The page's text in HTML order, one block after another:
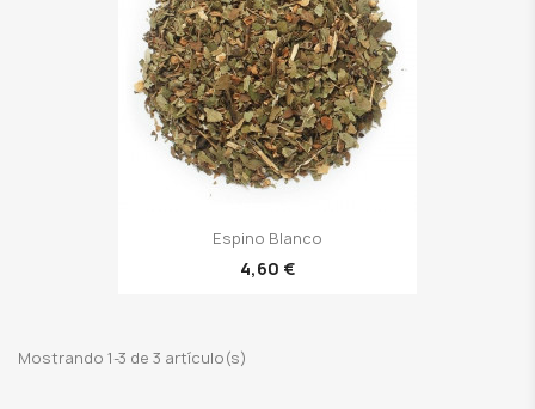
Espino Blanco
4,60 €
Mostrando 1-3 de 3 artículo(s)